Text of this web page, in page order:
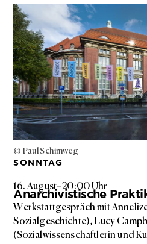
© Paul Schimweg
SONNTAG
16. August–20:00 Uhr
Anarchivistische
Werkstattgespräch mit
Sozialgeschichte), Lucy
(Sozialwissenschaftlerin und